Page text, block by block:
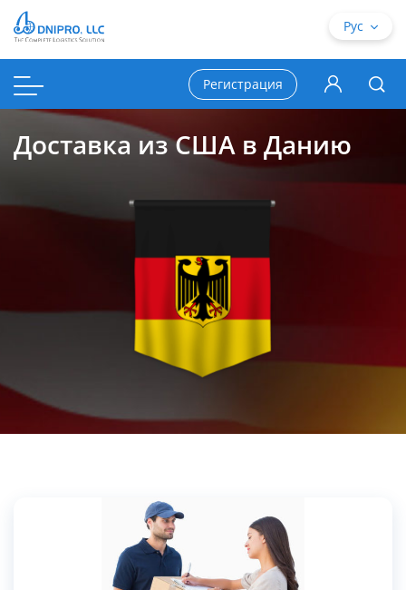
Доставка из США в Данию
Рус
Регистрация